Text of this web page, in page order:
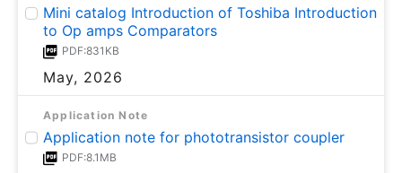
Mini catalog Introduction of Toshiba Introduction
to Op amps Comparators
PDF:831KB
May, 2026
Application Note
Application note for phototransistor coupler
PDF:8.1MB